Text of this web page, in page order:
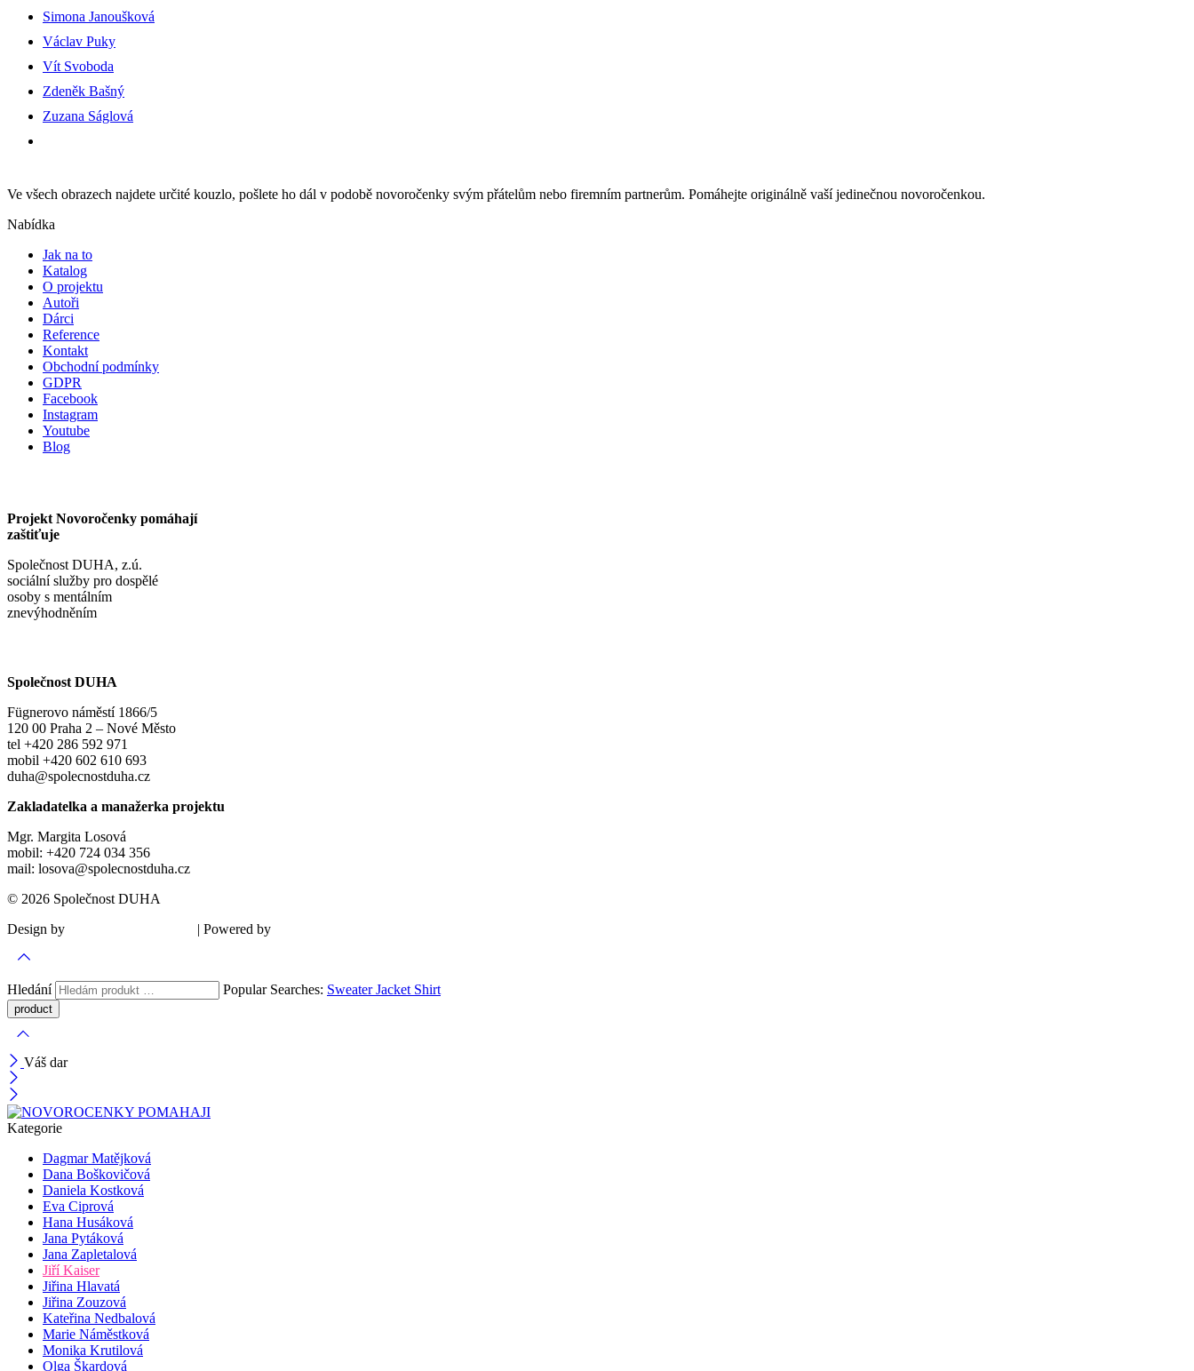
Simona Janoušková
Václav Puky
Vít Svoboda
Zdeněk Bašný
Zuzana Ságlová
Ve všech obrazech najdete určité kouzlo, pošlete ho dál v podobě novoročenky svým přátelům nebo firemním partnerům. Pomáhejte originálně vaší jedinečnou novoročenkou.
Nabídka
Jak na to
Katalog
O projektu
Autoři
Dárci
Reference
Kontakt
Obchodní podmínky
GDPR
Facebook
Instagram
Youtube
Blog
Projekt Novoročenky pomáhají
zaštiťuje
Společnost DUHA, z.ú.
sociální služby pro dospělé
osoby s mentálním
znevýhodněním
Společnost DUHA
Fügnerovo náměstí 1866/5
120 00 Praha 2 – Nové Město
tel +420 286 592 971
mobil +420 602 610 693
duha@spolecnostduha.cz
Zakladatelka a manažerka projektu
Mgr. Margita Losová
mobil: +420 724 034 356
mail: losova@spolecnostduha.cz
© 2026 Společnost DUHA
Design by
| Powered by
Hledání Popular Searches: SweaterJacket Shirt
Váš dar
Kategorie
Dagmar Matějková
Dana Boškovičová
Daniela Kostková
Eva Ciprová
Hana Husáková
Jana Pytáková
Jana Zapletalová
Jiří Kaiser
Jiřina Hlavatá
Jiřina Zouzová
Kateřina Nedbalová
Marie Náměstková
Monika Krutilová
Olga Škardová